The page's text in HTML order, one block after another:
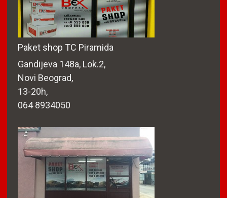
Paket shop TC Piramida
Gandijeva 148a, Lok.2,
Novi Beograd,
13-20h,
064 8934050